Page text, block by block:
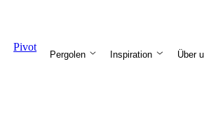
Pivot
Pergolen Inspiration Über